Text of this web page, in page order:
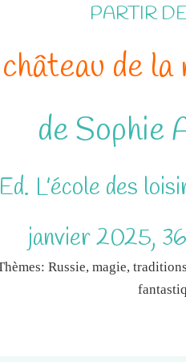
PARTIR
de
de Sophie
Ed. L’école des
janvier 2025,
Russie, magie,